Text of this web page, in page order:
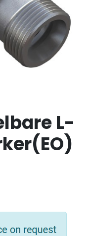
L-